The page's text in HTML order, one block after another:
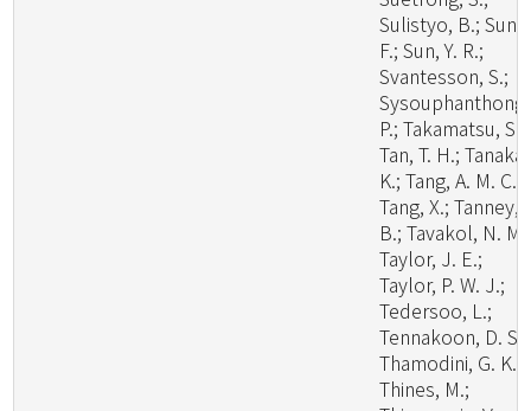
Sulistyo, B.; Sun,
F.; Sun, Y. R.;
Svantesson, S.;
Sysouphanthong,
P.; Takamatsu, S.;
Tan, T. H.; Tanaka,
K.; Tang, A. M. C.;
Tang, X.; Tanney,
B.; Tavakol, N. M.;
Taylor, J. E.;
Taylor, P. W. J.;
Tedersoo, L.;
Tennakoon, D. S.;
Thamodini, G. K.;
Thines, M.;